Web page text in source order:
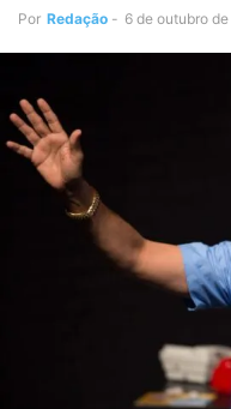
Por Redação - 6 de outubro